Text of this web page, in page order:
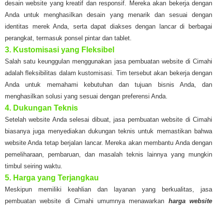
desain website yang kreatif dan responsif. Mereka akan bekerja dengan
Anda untuk menghasilkan desain yang menarik dan sesuai dengan
identitas merek Anda, serta dapat diakses dengan lancar di berbagai
perangkat, termasuk ponsel pintar dan tablet.
3. Kustomisasi yang Fleksibel
Salah satu keunggulan menggunakan jasa pembuatan website di Cimahi
adalah fleksibilitas dalam kustomisasi. Tim tersebut akan bekerja dengan
Anda untuk memahami kebutuhan dan tujuan bisnis Anda, dan
menghasilkan solusi yang sesuai dengan preferensi Anda.
4. Dukungan Teknis
Setelah website Anda selesai dibuat, jasa pembuatan website di Cimahi
biasanya juga menyediakan dukungan teknis untuk memastikan bahwa
website Anda tetap berjalan lancar. Mereka akan membantu Anda dengan
pemeliharaan, pembaruan, dan masalah teknis lainnya yang mungkin
timbul seiring waktu.
5. Harga yang Terjangkau
Meskipun memiliki keahlian dan layanan yang berkualitas, jasa
pembuatan website di Cimahi umumnya menawarkan harga website